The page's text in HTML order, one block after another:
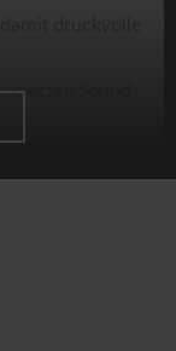
Sound